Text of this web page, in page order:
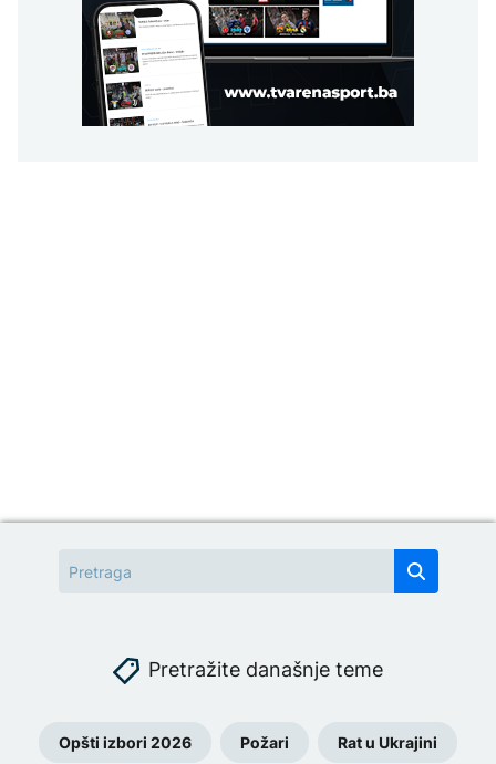
Pretražite današnje teme
Opšti izbori 2026 Požari Rat u Ukrajini